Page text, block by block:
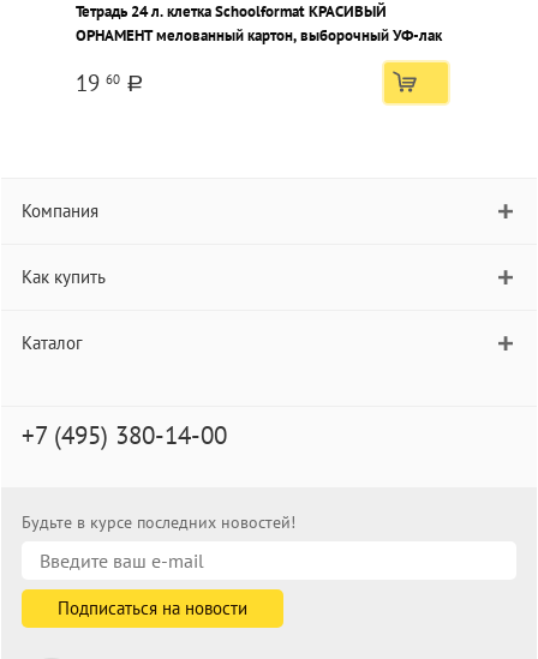
Тетрадь 24 л. клетка Schoolformat КРАСИВЫЙ
ОРНАМЕНТ мелованный картон, выборочный УФ-лак
19 60 a
Компания
Как купить
Каталог
+7 (495) 380-14-00
Будьте в курсе последних новостей!